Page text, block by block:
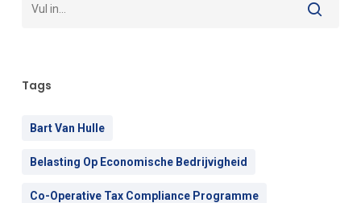
Tags
Bart Van Hulle
Belasting Op Economische Bedrijvigheid
Co-Operative Tax Compliance Programme